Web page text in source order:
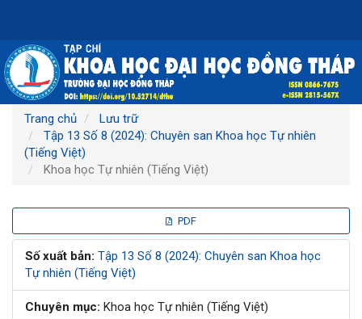
chính
Nội
dung
chính
Thanh
bên
Trang chủ
Lưu trữ
Tập 13 Số 8 (2024): Chuyên san Khoa học Tự nhiên
(Tiếng Việt)
Khoa học Tự nhiên (Tiếng Việt)
bên
bài
PDF
Số xuất bản: Tập 13 Số 8 (2024): Chuyên san Khoa học
Tự nhiên (Tiếng Việt)
Chuyên mục: Khoa học Tự nhiên (Tiếng Việt)